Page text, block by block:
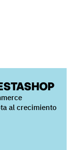
al crecimiento